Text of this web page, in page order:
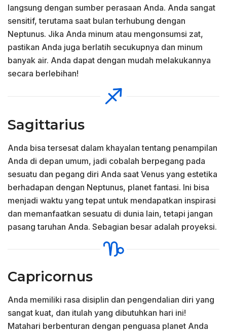
langsung dengan sumber perasaan Anda. Anda sangat
sensitif, terutama saat bulan terhubung dengan
Neptunus. Jika Anda minum atau mengonsumsi zat,
pastikan Anda juga berlatih secukupnya dan minum
banyak air. Anda dapat dengan mudah melakukannya
secara berlebihan!
Sagittarius
Anda bisa tersesat dalam khayalan tentang penampilan
Anda di depan umum, jadi cobalah berpegang pada
sesuatu dan pegang diri Anda saat Venus yang estetika
berhadapan dengan Neptunus, planet fantasi. Ini bisa
menjadi waktu yang tepat untuk mendapatkan inspirasi
dan memanfaatkan sesuatu di dunia lain, tetapi jangan
pasang taruhan Anda. Sebagian besar adalah proyeksi.
Capricornus
Anda memiliki rasa disiplin dan pengendalian diri yang
sangat kuat, dan itulah yang dibutuhkan hari ini!
Matahari berbenturan dengan penguasa planet Anda